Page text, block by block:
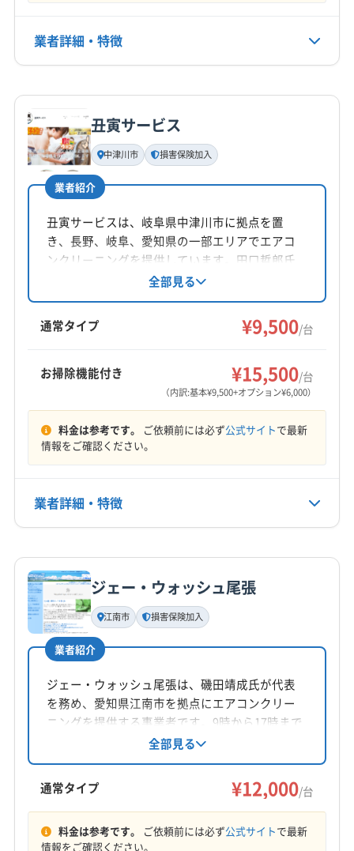
(愛知県) 津島市
(愛知県) 名古屋市昭和区
(愛知県) 名古屋市瑞穂区
(愛知県) 名古屋市西区
(愛知県) 名古屋市千種区
(愛知県) 名古屋市中区
(愛知県) 名古屋市中川区
(愛知県) 名古屋市中村区
(愛知県) 名古屋市熱田区
(愛知県) 名古屋市北区
(愛知県) 名古屋市名東区
(愛知県) 名古屋市緑区
電話番号
公式HP
公式サイトを見る
業者詳細・特徴
基本情報
代表者名
中島
所在地
岐阜県大垣市大井4-5-1
対応地域
下呂市 可児市
関市
岐阜市 恵那市 高山市 山県市
瑞穂市
多治見市
大垣市
飛騨市
安八郡神戸町
安八郡輪之内町
羽島郡笠松町
加茂郡坂祝町
加茂郡七宗町
加茂郡川辺町
加茂郡東白川村
加茂郡白川町
加茂郡八百津町
加茂郡富加町 可児郡御嵩町
郡上市
大野郡白川村
不破郡関ケ原町
揖斐郡揖斐川町
9:00〜20:00
定休日
電話番号
公式HP
公式サイトを見る
丑寅サービス
中津川市 損害保険加入
業者紹介
丑寅サービスは、岐阜県中津川市に拠点を置
き、長野、岐阜、愛知県の一部エリアでエアコ
ンクリーニングを提供しています。田口哲郎氏
が店長を務め、自社対応による丁寧な作業と、
損害保険加入による安心感が特徴です。基本料
金は9,500円/台からで、複数台割引や消臭抗菌コ
ートなどのオプションも用意。年中無休で、土
全部見る
通常タイプ ¥9,500/台
お掃除機能付き ¥15,500/台
（内訳:基本¥9,500+オプション¥6,000）
料金は参考です。 ご依頼前には必ず公式サイトで最新
情報をご確認ください。
業者詳細・特徴
基本情報
代表者名
田口哲郎
所在地
岐阜県中津川市
対応地域
可児市 各務原市
大垣市
中津川市 土岐市 美濃加茂市
加茂郡坂祝町
加茂郡七宗町
加茂郡東白川村
可児郡御嵩町
(愛知県) 犬山市
(愛知県) 春日井市
もっと見る
ジェー・ウォッシュ尾張
江南市 損害保険加入
業者紹介
ジェー・ウォッシュ尾張は、磯田靖成氏が代表
を務め、愛知県江南市を拠点にエアコンクリー
ニングを提供する事業者です。9時から17時まで
年中無休で営業し、愛知県と岐阜県の一部地域
に対応。損害保険加入済みで、作業や仕上がり
に不満の場合は無料で追加対応しています。訪
問時の駐車代は店舗負担。基本料金8,000円/台
で、複数台割引があります。土日祝日対応、保
証付きです。
全部見る
通常タイプ ¥12,000/台
料金は参考です。 ご依頼前には必ず公式サイトで最新
情報をご確認ください。